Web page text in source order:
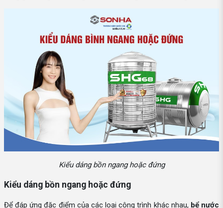
Kiểu dáng bồn ngang hoặc đứng
Kiểu dáng bồn ngang hoặc đứng
Để đáp ứng đặc điểm của các loại công trình khác nhau, bể nước